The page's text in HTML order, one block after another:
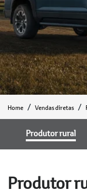
Home Vendas diretas
Produtor rural
Produtor